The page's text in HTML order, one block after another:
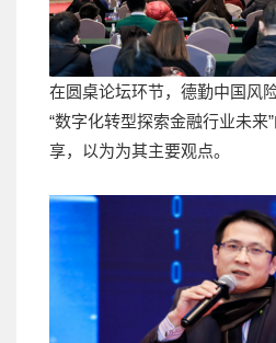
在圆桌论坛环节，德勤中国风
“数字化转型探索金融行业未来
享，以为为其主要观点。